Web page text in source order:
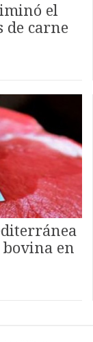
el
de carne
en